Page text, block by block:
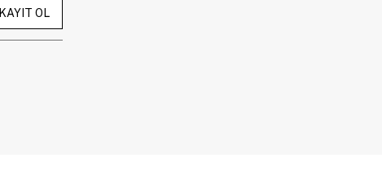
KAYIT OL